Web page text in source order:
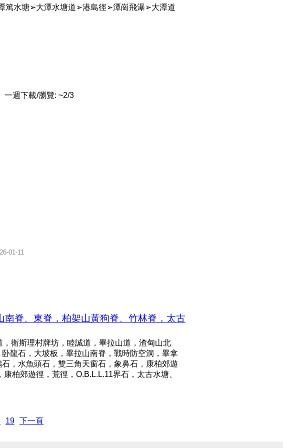
篤水塘➢大潭水塘道➢港島徑➢潭崗飛瀑➢大潭道
一週下載/瀏覽: ~2/3
01-11
脊、東脊，柏架山黃狗脊、竹林脊，太古
衛斯理村牌坊，睦誠道，畢拉山道，渣甸山北
龍石，大坡板，畢拉山南脊，戰時防空洞，畢拿
，水魚頭石，雙三角天窗石，象鼻石，康柏郊遊
柏郊遊徑，荒徑，O.B.L.L.11界石，太古水塘、
19 下一頁